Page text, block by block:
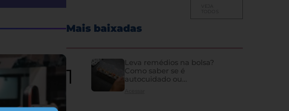
Mais baixadas
Leva remédios na bolsa?
Como saber se é
autocuidado ou
hipocondria
Acessar